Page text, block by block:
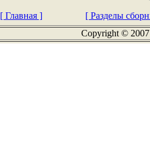
[ Главная ]
[ Разделы
Copyright ©